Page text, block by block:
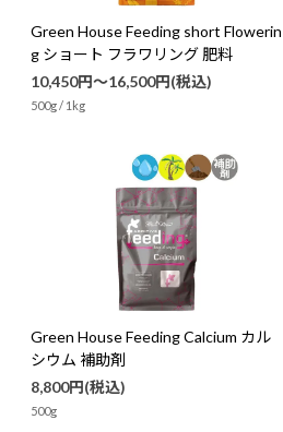
Green House Feeding short Flowerin
g ショート フラワリング 肥料
10,450円～16,500円(税込)
500g / 1kg
Green House Feeding Calcium カル
シウム 補助剤
8,800円(税込)
500g